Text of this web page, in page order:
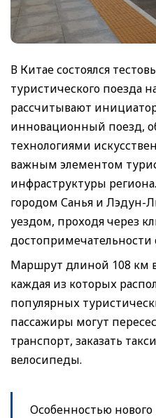
В Китае состоялся
туристического поезда
рассчитывают
инновационный поезд,
технологиями
важным элементом
инфраструктуры
городом Санья и
уездом, проходя через
достопримечательности
Маршрут длиной 108 км
каждая из которых
популярных
пассажиры могут
транспорт, заказать
велосипеды.
Особенностью нового